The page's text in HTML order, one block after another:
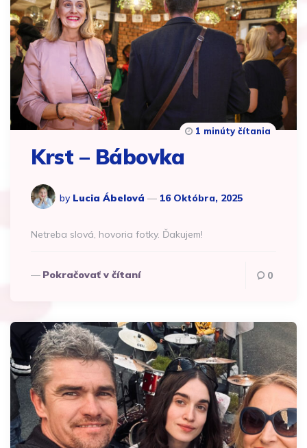
Krst – Bábovka
by Lucia Ábelová 16 Októbra, 2025
1 minúty čítania
Netreba slová, hovoria fotky. Ďakujem!
Pokračovať v čítaní 0